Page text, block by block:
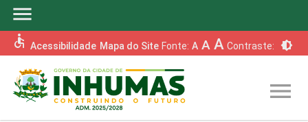
menu
accessible Acessibilidade Mapa do Site Fonte: A A A Contraste: brightness_6
menu